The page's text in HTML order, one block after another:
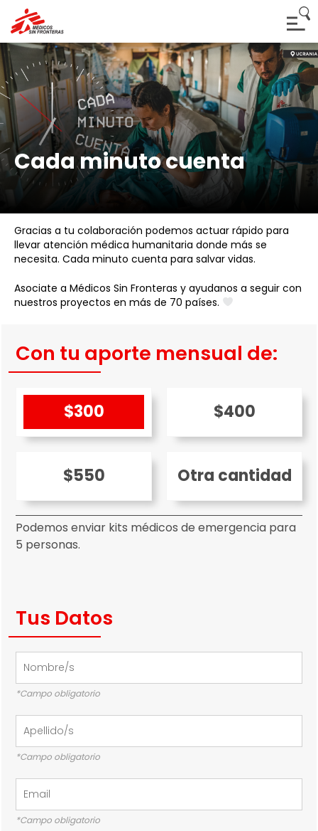
Cada minuto cuenta
Gracias a tu colaboración podemos actuar rápido para
llevar atención médica humanitaria donde más se
necesita. Cada minuto cuenta para salvar vidas.
Asociate a Médicos Sin Fronteras y ayudanos a seguir con
nuestros proyectos en más de 70 países.
Con tu aporte mensual de:
$300 $400
$550 Otra cantidad
Podemos enviar kits médicos de emergencia para
5 personas.
Tus Datos
*Campo obligatorio
*Campo obligatorio
*Campo obligatorio